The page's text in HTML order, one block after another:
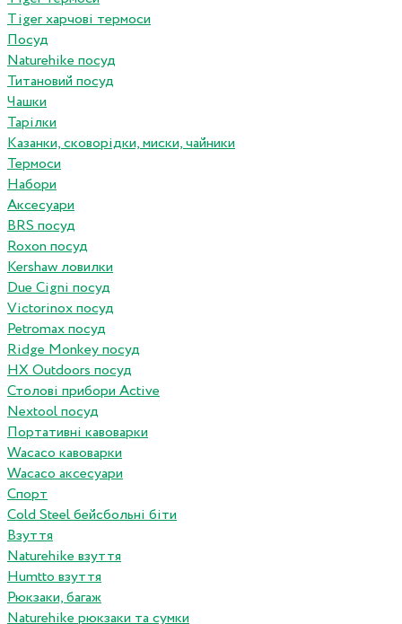
Tiger харчові термоси
Посуд
Naturehike посуд
Титановий посуд
Чашки
Тарілки
Казанки, сковорідки, миски, чайники
Термоси
Набори
Аксесуари
BRS посуд
Roxon посуд
Kershaw ловилки
Due Cigni посуд
Victorinox посуд
Petromax посуд
Ridge Monkey посуд
HX Outdoors посуд
Столові прибори Active
Nextool посуд
Портативні кавоварки
Wacaco кавоварки
Wacaco аксесуари
Спорт
Cold Steel бейсбольні біти
Взуття
Naturehike взуття
Humtto взуття
Рюкзаки, багаж
Naturehike рюкзаки та сумки